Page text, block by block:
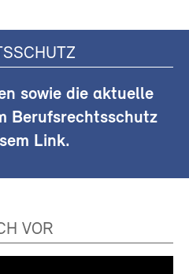
sowie die aktuelle
Berufsrechtsschutz
Link.
VOR